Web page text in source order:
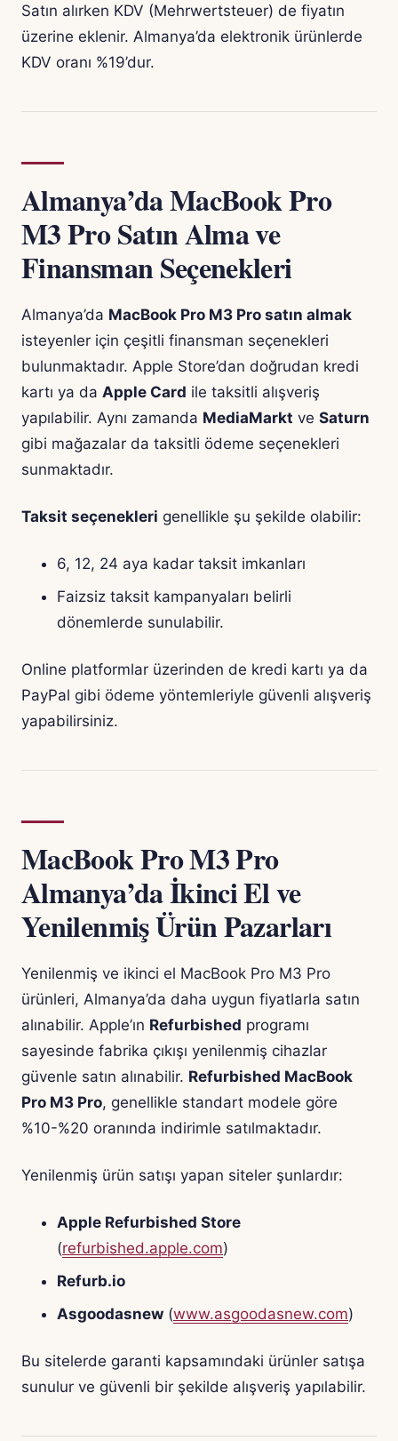
Satın alırken KDV (Mehrwertsteuer) de fiyatın
üzerine eklenir. Almanya’da elektronik ürünlerde
KDV oranı %19’dur.
Almanya’da MacBook Pro
M3 Pro Satın Alma ve
Finansman Seçenekleri
Almanya’da MacBook Pro M3 Pro satın almak
isteyenler için çeşitli finansman seçenekleri
bulunmaktadır. Apple Store’dan doğrudan kredi
kartı ya da Apple Card ile taksitli alışveriş
yapılabilir. Aynı zamanda MediaMarkt ve Saturn
gibi mağazalar da taksitli ödeme seçenekleri
sunmaktadır.
Taksit seçenekleri genellikle şu şekilde olabilir:
6, 12, 24 aya kadar taksit imkanları
Faizsiz taksit kampanyaları belirli
dönemlerde sunulabilir.
Online platformlar üzerinden de kredi kartı ya da
PayPal gibi ödeme yöntemleriyle güvenli alışveriş
yapabilirsiniz.
MacBook Pro M3 Pro
Almanya’da İkinci El ve
Yenilenmiş Ürün Pazarları
Yenilenmiş ve ikinci el MacBook Pro M3 Pro
ürünleri, Almanya’da daha uygun fiyatlarla satın
alınabilir. Apple’ın Refurbished programı
sayesinde fabrika çıkışı yenilenmiş cihazlar
güvenle satın alınabilir. Refurbished MacBook
Pro M3 Pro, genellikle standart modele göre
%10-%20 oranında indirimle satılmaktadır.
Yenilenmiş ürün satışı yapan siteler şunlardır:
Apple Refurbished Store
(refurbished.apple.com)
Refurb.io
Asgoodasnew (www.asgoodasnew.com)
Bu sitelerde garanti kapsamındaki ürünler satışa
sunulur ve güvenli bir şekilde alışveriş yapılabilir.